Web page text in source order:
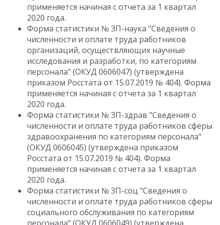
применяется начиная с отчета за 1 квартал
2020 года.
Форма статистики № ЗП-наука "Сведения о
численности и оплате труда работников
организаций, осуществляющих научные
исследования и разработки, по категориям
персонала" (ОКУД 0606047) (утверждена
приказом Росстата от 15.07.2019 № 404). Форма
применяется начиная с отчета за 1 квартал
2020 года.
Форма статистики № ЗП-здрав "Сведения о
численности и оплате труда работников сферы
здравоохранения по категориям персонала"
(ОКУД 0606045) (утверждена приказом
Росстата от 15.07.2019 № 404). Форма
применяется начиная с отчета за 1 квартал
2020 года.
Форма статистики № ЗП-соц "Сведения о
численности и оплате труда работников сферы
социального обслуживания по категориям